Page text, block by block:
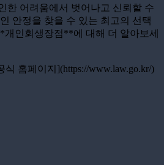
한 어려움에서 벗어나고 신뢰할 수
안정을 찾을 수 있는 최고의 선택
인회생장점**에 대해 더 알아보세
홈페이지](https://www.law.go.kr/)